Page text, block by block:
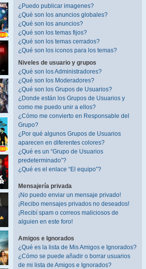
¿Puedo publicar imagenes?
¿Qué son los anuncios globales?
¿Qué son los anuncios?
¿Qué son los temas fijos?
¿Qué son los temas cerrados?
¿Qué son los iconos para los temas?
Niveles de usuario y grupos
¿Qué son los Administradores?
¿Qué son los Moderadores?
¿Qué son los Grupos de Usuarios?
¿Donde están los Grupos de Usuarios y
como me puedo unir a ellos?
¿Cómo me convierto en Responsable del
Grupo?
¿Por qué algunos Grupos de Usuarios
aparecen en diferentes colores?
¿Qué es un “Grupo de Usuarios
predeterminado”?
¿Qué es el enlace “El equipo”?
Mensajería privada
¡No puedo enviar un mensaje privado!
¡Recibo mensajes privados no deseados!
¡Recibí spam o correos maliciosos de
alguien en este foro!
Amigos e Ignorados
¿Qué es la lista de Mis Amigos e Ignorados?
¿Cómo se puede añadir o borrar usuarios
de mi lista de Amigos e Ignorados?